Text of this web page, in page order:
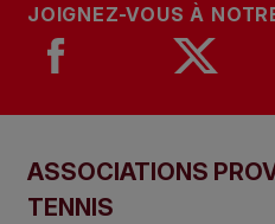
JOIGNEZ-VOUS À
ASSOCIATIONS
TENNIS